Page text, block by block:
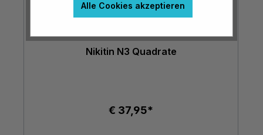
Nikitin N3 Quadrate
€ 37,95*
Alle Cookies akzeptieren